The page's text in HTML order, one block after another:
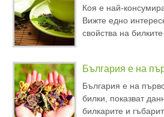
Коя е най-
Вижте едно
свойства на билките
България е на
износ на билки
България е на
билки, показват
билкарите и